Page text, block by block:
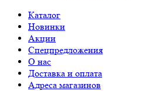
Каталог
Новинки
Акции
Спецпредложения
О нас
Доставка и оплата
Адреса магазинов